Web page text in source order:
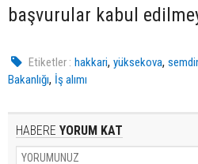
başvurular kabul
Etiketler : hakkari,yüksekova,
Bakanlığı, İş alımı
HABERE YORUM KAT